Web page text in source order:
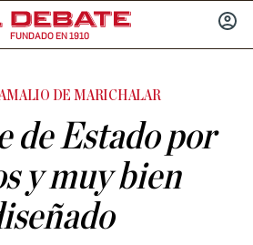
FUNDADO EN 1910
AMALIO DE MARICHALAR
de Estado por
y muy bien